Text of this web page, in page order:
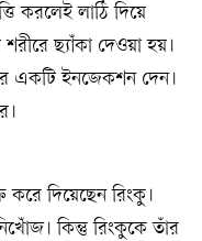
করলেই লাঠি দিয়ে
ছ্যাঁকা দেওয়া হয়।
একটি ইনজেকশন দেন।
করে দিয়েছেন রিংকু।
কিন্তু রিংকুকে তাঁর